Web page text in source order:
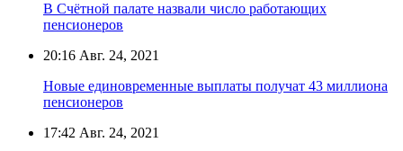
В Счётной палате назвали число работающих
пенсионеров
20:16 Авг. 24, 2021
Новые единовременные выплаты получат 43 миллиона
пенсионеров
17:42 Авг. 24, 2021